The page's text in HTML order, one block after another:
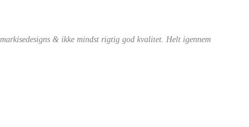
& ikke mindst rigtig god kvalitet. Helt igennem